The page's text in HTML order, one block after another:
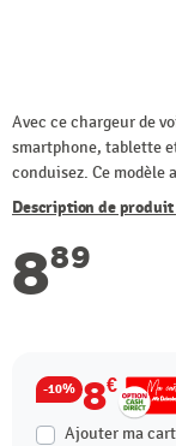
Avec ce chargeur de
smartphone, tablette
conduisez. Ce modèle
Description de produit
889
-10% 8€
Ajouter ma